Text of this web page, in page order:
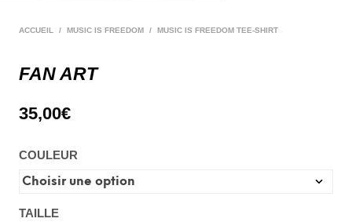
ACCUEIL / MUSIC IS FREEDOM / MUSIC IS FREEDOM TEE-SHIRT
FAN ART
35,00€
COULEUR
TAILLE